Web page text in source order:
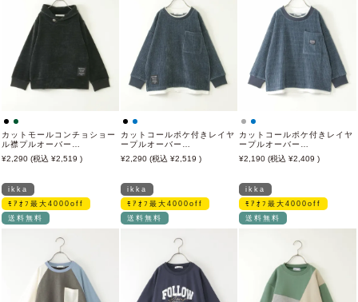
カットモールコンチョショー
ル襟プルオーバー
（120~160cm）
2,290 2,519
カットコールポケ付きレイヤ
ープルオーバー
（120~160cm）
2,290 2,519
カットコールポケ付きレイヤ
ープルオーバー
（120~160cm）
2,190 2,409
ikka
ﾓｱｵﾌ最大4000off
送料無料
ikka
ﾓｱｵﾌ最大4000off
送料無料
ikka
ﾓｱｵﾌ最大4000off
送料無料